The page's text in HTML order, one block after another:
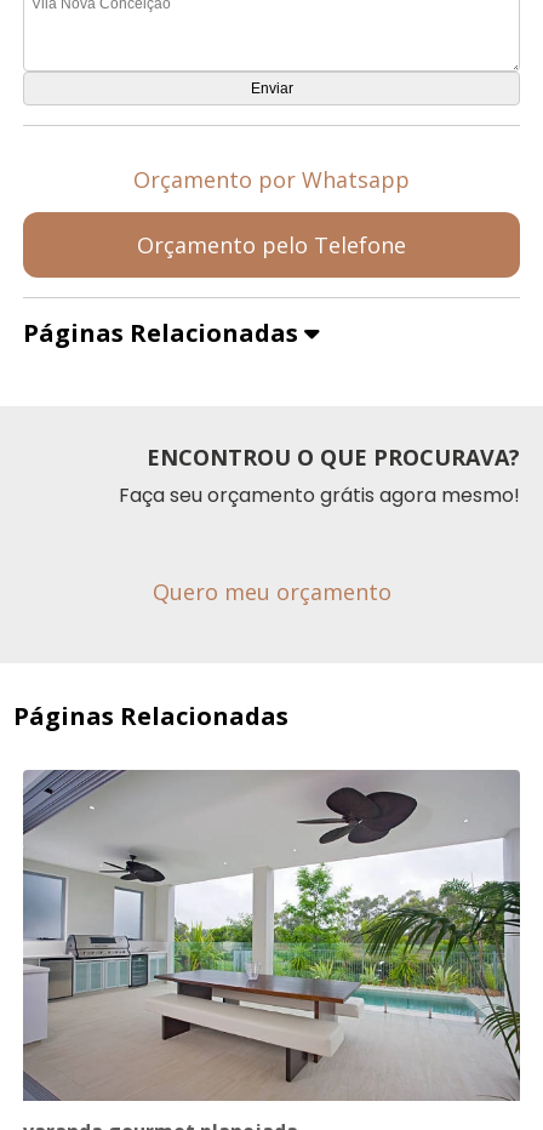
Orçamento por Whatsapp
Orçamento pelo Telefone
Páginas Relacionadas
ENCONTROU O QUE PROCURAVA?
Faça seu orçamento grátis agora mesmo!
Quero meu orçamento
Páginas Relacionadas